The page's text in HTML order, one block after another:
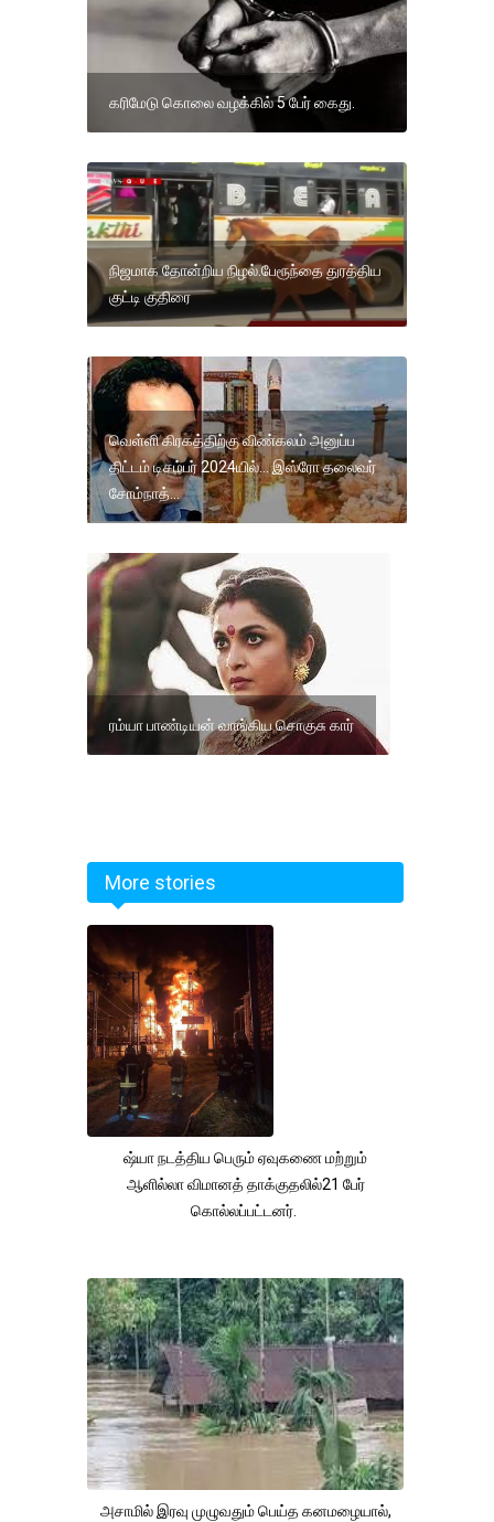
கரிமேடு கொலை வழக்கில் 5 பேர் கைது.
நிஜமாக தோன்றிய நிழல்.பேரூந்தை துரத்திய
குட்டி குதிரை
வெள்ளி கிரகத்திற்கு விண்கலம் அனுப்ப
திட்டம் டிசம்பர் 2024யில்... இஸ்ரோ தலைவர்
சோம்நாத்...
ரம்யா பாண்டியன் வாங்கிய சொகுசு கார்
More stories
ஷ்யா நடத்திய பெரும் ஏவுகணை மற்றும்
ஆளில்லா விமானத் தாக்குதலில்21 பேர்
கொல்லப்பட்டனர்.
அசாமில் இரவு முழுவதும் பெய்த கனமழையால்,